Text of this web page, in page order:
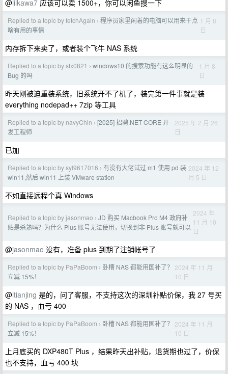
@iiikawa7 应该可以卖 1500+，你可以闲鱼搜一下
Replied to a topic by fetchAgain › 程序员家里闲着的电脑可以用来干点
啥有用的事情
1 月 8
日
内存拆下来卖了，或者装个飞牛 NAS 系统
Replied to a topic by stx0821 › windows10 的搜索功能有这么明显的
Bug 的吗
1 月 8
日
昨天刚被迫重装系统，旧系统开不了机了，装完第一件事就是装
everything nodepad++ 7zip 等工具
Replied to a topic by navyChin › [2025] 招聘.NET CORE 开
发工程师
2025 年 2 月 26
日
已加
Replied to a topic by syl9617016 › 有没有大佬试过 m1 使用 pd 装
win11,然后 win11 上装 VMware station
2024 年 12
月 5 日
不如直接远程个真 Windows
Replied to a topic by jasonmao › JD 购买 Macbook Pro M4 政府补
贴是杀熟吗？为什么 Plus 账号无法使用，切换到非 Plus 账号就可以
2024 年
11 月 10
日
@jasonmao 没有，准备 plus 到期了注销帐号了
Replied to a topic by PaPaBoom › 卧槽 NAS 都能用国补了？
立减 15%！
2024 年 11 月
10 日
@itianjing 是的，问了客服，不支持这次的深圳补贴价保，我 27 号买
的 NAS ，血亏 400
Replied to a topic by PaPaBoom › 卧槽 NAS 都能用国补了？
立减 15%！
2024 年 11 月
10 日
上月底买的 DXP480T Plus ，结果昨天出补贴，退货期也过了，价保
也不支持，血亏 400 块